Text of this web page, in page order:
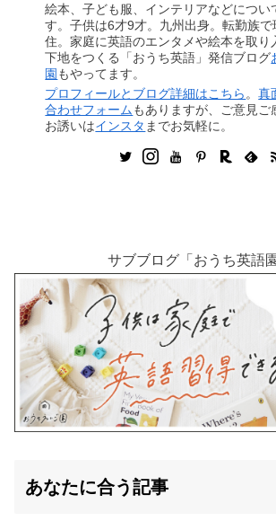
絵本、子ども服、インテリアなどについ
す。子供は6才9才。九州出身。転勤族
住。家庭に英語のエンタメや絵本を取り
下地をつくる「おうち英語」発信ブログ
園 もやってます。
プロフィールとブログ詳細はこちら 。真
合わせフォームもありますが、ご意見ご
お誘いはインスタ までお気軽に。
サブブログ「おうち英語園
あなたに合う記事